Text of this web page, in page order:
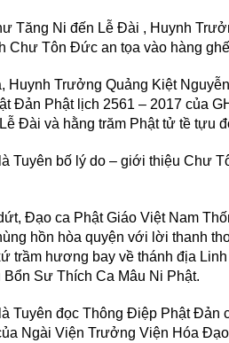
Tăng Ni đến Lễ Đài , Huynh
Chư Tôn Đức an tọa vào hàng
Huynh Trưởng Quảng Kiệt
Đản Phật lịch 2561 – 2017 của
Đài và hằng trăm Phật tử tề tựu
Tuyên bố lý do – giới thiệu Chư
Đạo ca Phật Giáo Việt Nam
hồn hòa quyện với lời thanh
trầm hương bay về thánh địa
Sư Thích Ca Mâu Ni Phật.
Tuyên đọc Thông Điệp Phật
Ngài Viện Trưởng Viện Hóa